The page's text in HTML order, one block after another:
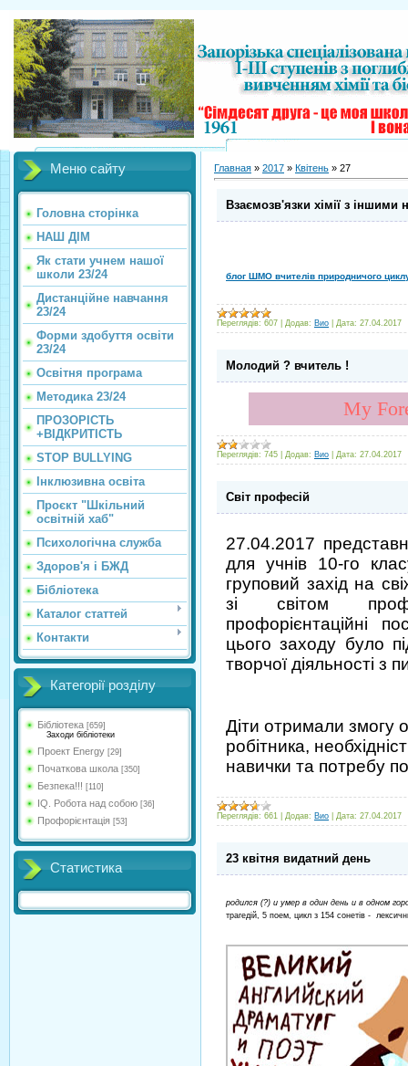
Меню сайту
Головна сторінка
НАШ ДІМ
Як стати учнем нашої
школи 23/24
Дистанційне навчання
23/24
Форми здобуття освіти
23/24
Освітня програма
Методика 23/24
ПРОЗОРІСТЬ
+ВІДКРИТІСТЬ
STOP BULLYING
Інклюзивна освіта
Проєкт "Шкільний
освітній хаб"
Психологічна служба
Здоров'я і БЖД
Бібліотека
Каталог статтей
Контакти
Категорії розділу
Бібліотека [659]
Заходи бібліотеки
Проект Energy [29]
Початкова школа [350]
Безпека!!! [110]
IQ. Робота над собою [36]
Профорієнтація [53]
Статистика
Главная » 2017 » Квітень » 27
Взаємозв'язки хімії з іншими
блог ШМО вчителів природничого
Переглядів: 607 Додав: Вио Дата: 27.04.2017
Молодий ? вчитель !
My
Переглядів: 745 Додав: Вио Дата: 27.04.2017
Cвіт професій
27.04.2017
для учнів 10-го
груповий захід на
зі світом
профорієнтаційні
цього заходу було
творчої діяльності з
Діти отримали змогу
робітника,
навички та потребу
Переглядів: 661 Додав: Вио Дата: 27.04.2017
23 квітня видатний день
родился (?) и умер в один день и в одном
трагедій, 5 поем, цикл з 154 сонетів -